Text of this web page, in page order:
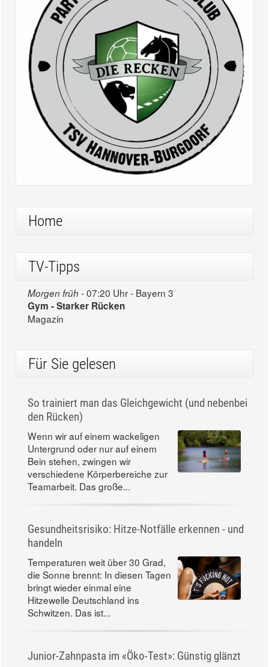
Home
TV-Tipps
Morgen früh -07:20 Uhr - Bayern 3
Gym - Starker Rücken
Magazin
Für Sie gelesen
So trainiert man das Gleichgewicht (und nebenbei
den Rücken)
Wenn wir auf einem wackeligen
Untergrund oder nur auf einem
Bein stehen, zwingen wir
verschiedene Körperbereiche zur
Teamarbeit. Das große...
Gesundheitsrisiko: Hitze-Notfälle erkennen - und
handeln
Temperaturen weit über 30 Grad,
die Sonne brennt: In diesen Tagen
bringt wieder einmal eine
Hitzewelle Deutschland ins
Schwitzen. Das ist...
Junior-Zahnpasta im «Öko-Test»: Günstig glänzt